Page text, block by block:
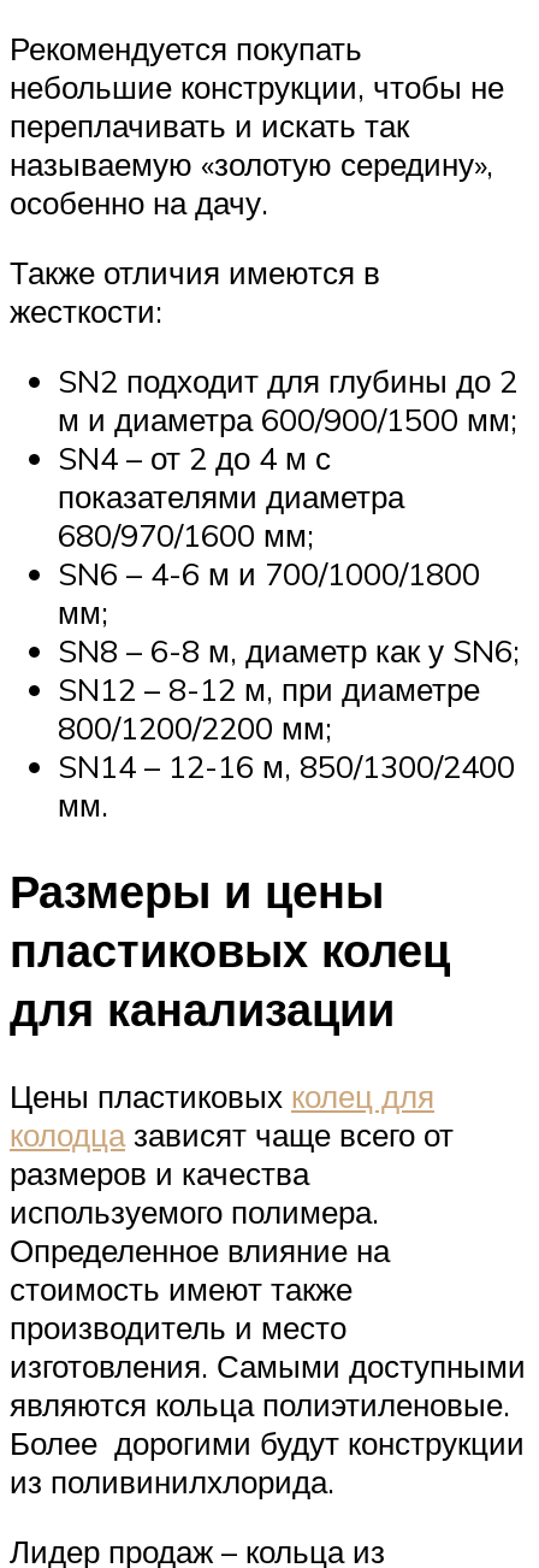
Рекомендуется покупать
небольшие конструкции, чтобы не
переплачивать и искать так
называемую «золотую середину»,
особенно на дачу.
Также отличия имеются в
жесткости:
SN2 подходит для глубины до 2
м и диаметра 600/900/1500 мм;
SN4 – от 2 до 4 м с
показателями диаметра
680/970/1600 мм;
SN6 – 4-6 м и 700/1000/1800
мм;
SN8 – 6-8 м, диаметр как у SN6;
SN12 – 8-12 м, при диаметре
800/1200/2200 мм;
SN14 – 12-16 м, 850/1300/2400
мм.
Размеры и цены
пластиковых колец
для канализации
Цены пластиковых колец для
колодцазависят чаще всего от
размеров и качества
используемого полимера.
Определенное влияние на
стоимость имеют также
производитель и место
изготовления. Самыми доступными
являются кольца полиэтиленовые.
Более дорогими будут конструкции
из поливинилхлорида.
Лидер продаж – кольца из